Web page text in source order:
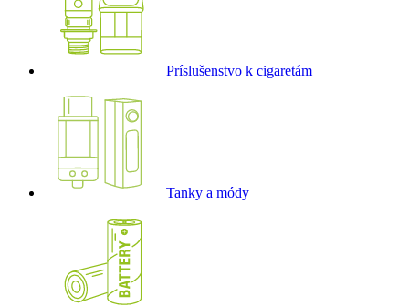
Príslušenstvo k cigaretám
Tanky a módy